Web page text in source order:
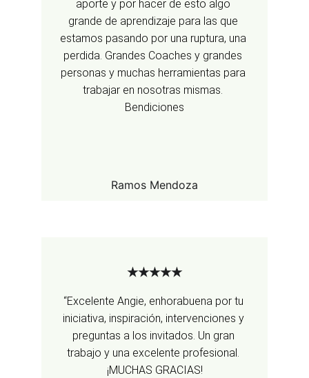
“Excelente Angie, enhorabuena por tu
iniciativa, inspiración, intervenciones y
preguntas a los invitados. Un gran
trabajo y una excelente profesional.
¡MUCHAS GRACIAS!
aporte y por hacer de esto algo
grande de aprendizaje para las que
estamos pasando por una ruptura, una
perdida. Grandes Coaches y grandes
personas y muchas herramientas para
trabajar en nosotras mismas.
Bendiciones
Ramos Mendoza
★★★★★